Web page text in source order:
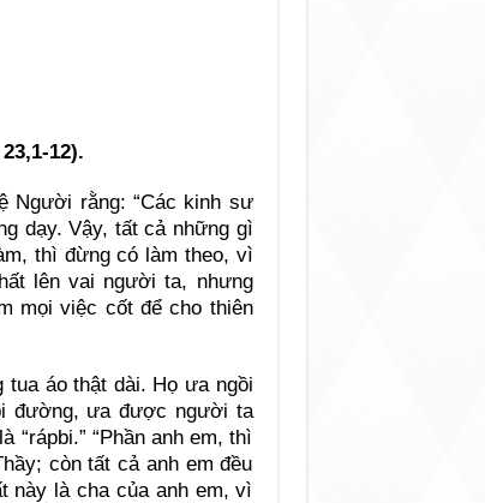
12).
Người rằng: “Các kinh sư
dạy. Vậy, tất cả những gì
thì đừng có làm theo, vì
lên vai người ta, nhưng
mọi việc cốt để cho thiên
tua áo thật dài. Họ ưa ngồi
đường, ưa được người ta
“Phần anh em, thì
còn tất cả anh em đều
này là cha của anh em, vì